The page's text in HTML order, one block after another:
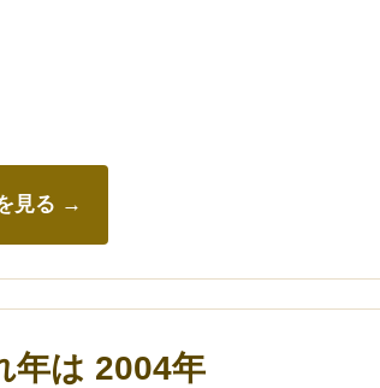
見る →
年は 2004年